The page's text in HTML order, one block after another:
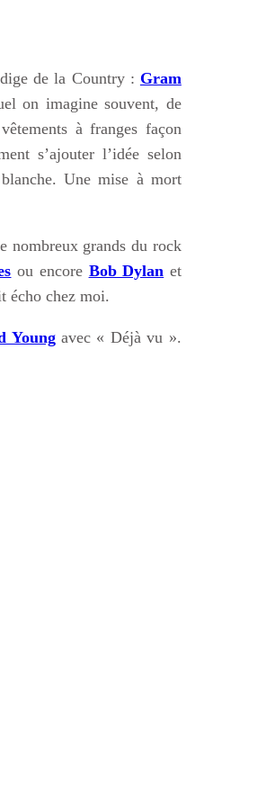
de la Country : Gram
on imagine souvent, de
à franges façon
s’ajouter l’idée selon
Une mise à mort
nombreux grands du rock
ou encore Bob Dylan et
écho chez moi.
Youngavec « Déjà vu ».